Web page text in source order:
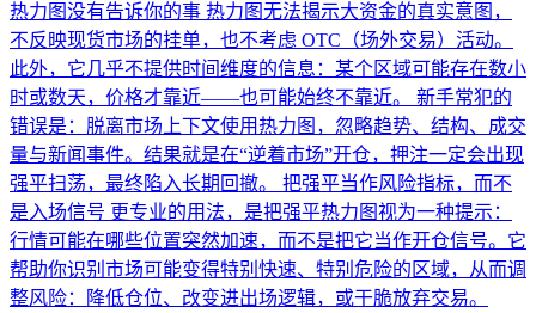
热力图没有告诉你的事 热力图无法揭示大资金的真实意图，
不反映现货市场的挂单，也不考虑 OTC（场外交易）活动。
此外，它几乎不提供时间维度的信息：某个区域可能存在数小
时或数天，价格才靠近——也可能始终不靠近。 新手常犯的
错误是：脱离市场上下文使用热力图，忽略趋势、结构、成交
量与新闻事件。结果就是在“逆着市场”开仓，押注一定会出现
强平扫荡，最终陷入长期回撤。 把强平当作风险指标，而不
是入场信号 更专业的用法，是把强平热力图视为一种提示：
行情可能在哪些位置突然加速，而不是把它当作开仓信号。它
帮助你识别市场可能变得特别快速、特别危险的区域，从而调
整风险：降低仓位、改变进出场逻辑，或干脆放弃交易。